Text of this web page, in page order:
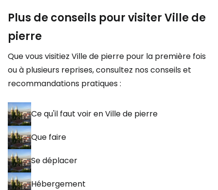
Plus de conseils pour visiter Ville de
pierre
Que vous visitiez Ville de pierre pour la première fois
ou à plusieurs reprises, consultez nos conseils et
recommandations pratiques :
Ce qu'il faut voir en Ville de pierre
Que faire
Se déplacer
Hébergement